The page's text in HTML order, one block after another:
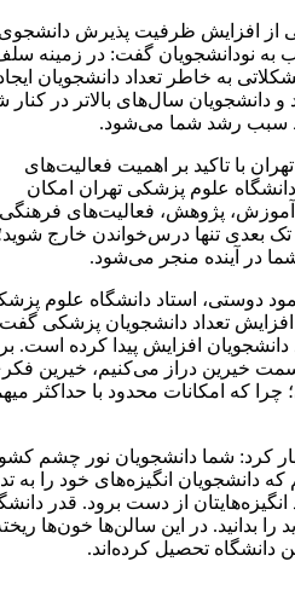
ظرفیت پذیرش دانشجوی
گفت: در زمینه سلف،
خاطر تعداد دانشجویان ایجاد
سال‌های بالاتر در کنار شما
شما می‌شود.
بر اهمیت فعالیت‌های
پزشکی تهران امکان
فعالیت‌های فرهنگی و
درس‌خواندن خارج شوید؛
منجر می‌شود.
استاد دانشگاه علوم پزشکی
تعداد دانشجویان پزشکی گفت: به
افزایش پیدا کرده است. برای
دراز می‌کنیم، خیرین فکری،
محدود با حداکثر میهمان
دانشجویان نور چشم کشور
انگیزه‌های خود را به تدریج
از دست برود. قدر دانشگاه
در این سالن‌ها خون‌ها ریخته
تحصیل کرده‌اند.